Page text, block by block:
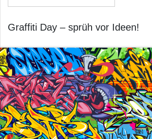
Graffiti Day – sprüh vor Ideen!